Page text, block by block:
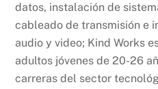
datos, instalación de
cableado de transmisión e
audio y video; Kind Works
adultos jóvenes de 20-26
carreras del sector